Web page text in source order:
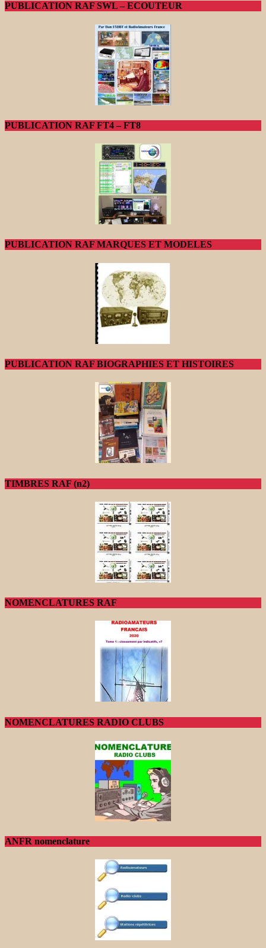
PUBLICATION RAF SWL – ECOUTEUR
PUBLICATION RAF FT4 – FT8
PUBLICATION RAF MARQUES ET MODELES
PUBLICATION RAF BIOGRAPHIES ET HISTOIRES
TIMBRES RAF (n2)
NOMENCLATURES RAF
NOMENCLATURES RADIO CLUBS
ANFR nomenclature